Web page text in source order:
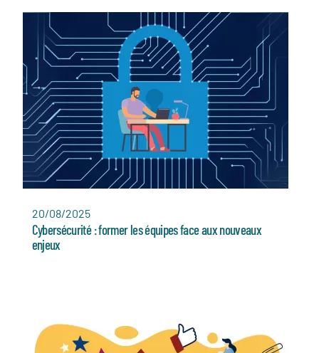
20/08/2025
Cybersécurité : former les équipes face aux nouveaux
enjeux